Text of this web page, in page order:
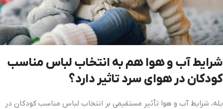
شرایط آب و هوا هم به انتخاب لباس مناسب
کودکان در هوای سرد تاثیر دارد؟
بله، شرایط آب و هوا تأثیر مستقیمی بر انتخاب لباس مناسب کودکان در